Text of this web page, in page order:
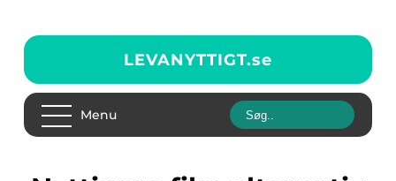
LEVANYTTIGT.se
Menu